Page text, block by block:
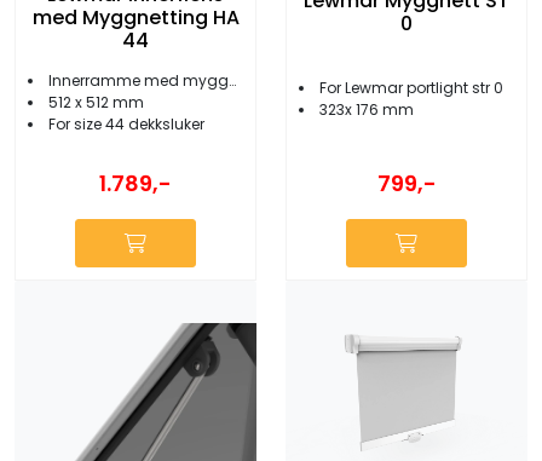
med Myggnetting HA
44
Innerramme med myggnett
512 x 512 mm
For size 44 dekksluker
1.789,-
0
For Lewmar portlight str 0
323x 176 mm
799,-